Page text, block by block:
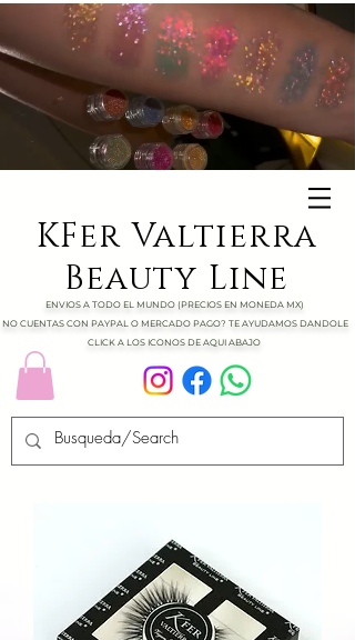
KFer Valtierra
Beauty Line
ENVIOS A TODO EL MUNDO (PRECIOS EN MONEDA MX)
NO CUENTAS CON PAYPAL O MERCADO PAGO? TE AYUDAMOS DANDOLE
CLICK A LOS ICONOS DE AQUI ABAJO